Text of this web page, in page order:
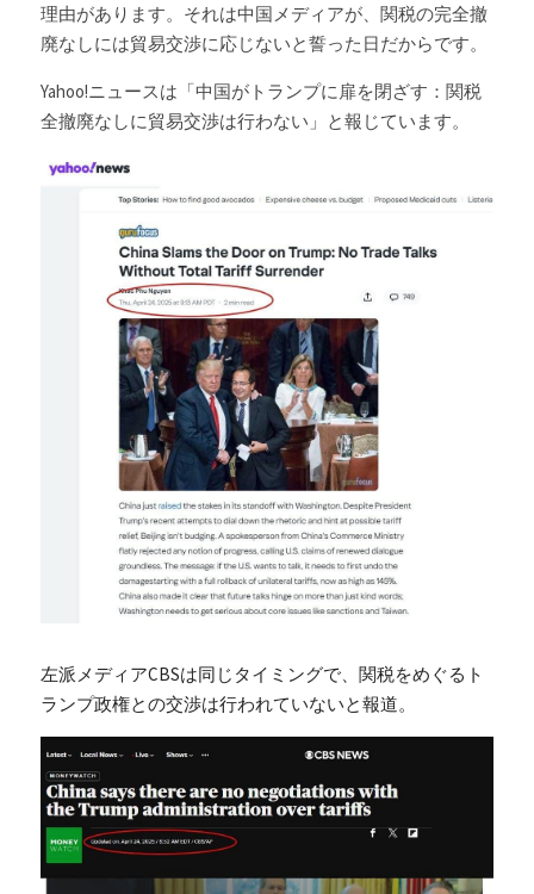
理由があります。それは中国メディアが、関税の完全撤
廃なしには貿易交渉に応じないと誓った日だからです。
Yahoo!ニュースは「中国がトランプに扉を閉ざす：関税
全撤廃なしに貿易交渉は行わない」と報じています。
左派メディアCBSは同じタイミングで、関税をめぐるト
ランプ政権との交渉は行われていないと報道。